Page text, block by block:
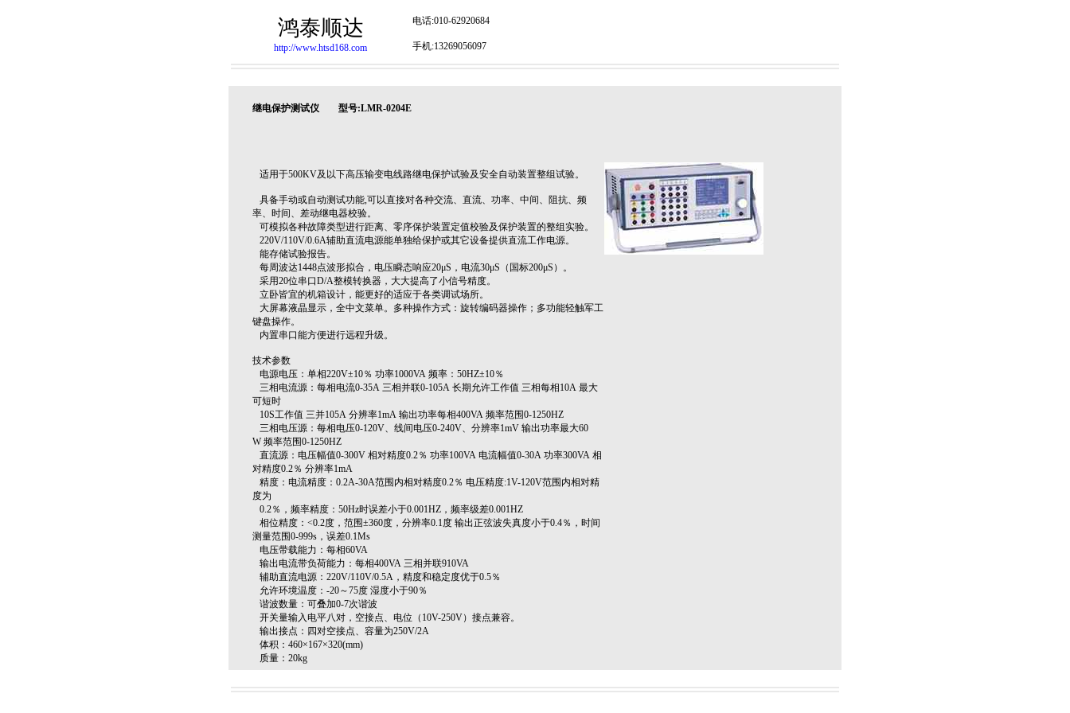
鸿泰顺达
http://www.htsd168.com
电话:010-62920684
手机:13269056097
继电保护测试仪 型号:LMR-0204E
适用于500KV及以下高压输变电线路继电保护试验及安全自动装置整组试验。
具备手动或自动测试功能,可以直接对各种交流、直流、功率、中间、阻抗、频
率、时间、差动继电器校验。
可模拟各种故障类型进行距离、零序保护装置定值校验及保护装置的整组实验。
220V/110V/0.6A辅助直流电源能单独给保护或其它设备提供直流工作电源。
能存储试验报告。
每周波达1448点波形拟合，电压瞬态响应20μS，电流30μS（国标200μS）。
采用20位串口D/A整模转换器，大大提高了小信号精度。
立卧皆宜的机箱设计，能更好的适应于各类调试场所。
大屏幕液晶显示，全中文菜单。多种操作方式：旋转编码器操作；多功能轻触军工
键盘操作。
内置串口能方便进行远程升级。
技术参数
电源电压：单相220V±10％ 功率1000VA 频率：50HZ±10％
三相电流源：每相电流0-35A 三相并联0-105A 长期允许工作值 三相每相10A 最大
可短时
10S工作值 三并105A 分辨率1mA 输出功率每相400VA 频率范围0-1250HZ
三相电压源：每相电压0-120V、线间电压0-240V、分辨率1mV 输出功率最大60
W 频率范围0-1250HZ
直流源：电压幅值0-300V 相对精度0.2％ 功率100VA 电流幅值0-30A 功率300VA 相
对精度0.2％ 分辨率1mA
精度：电流精度：0.2A-30A范围内相对精度0.2％ 电压精度:1V-120V范围内相对精
度为
0.2％，频率精度：50Hz时误差小于0.001HZ，频率级差0.001HZ
相位精度：<0.2度，范围±360度，分辨率0.1度 输出正弦波失真度小于0.4％，时间
测量范围0-999s，误差0.1Ms
电压带载能力：每相60VA
输出电流带负荷能力：每相400VA 三相并联910VA
辅助直流电源：220V/110V/0.5A，精度和稳定度优于0.5％
允许环境温度：-20～75度 湿度小于90％
谐波数量：可叠加0-7次谐波
开关量输入电平八对，空接点、电位（10V-250V）接点兼容。
输出接点：四对空接点、容量为250V/2A
体积：460×167×320(mm)
质量：20kg